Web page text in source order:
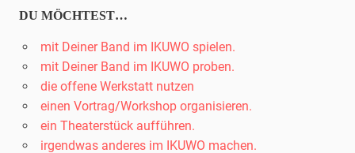
DU MÖCHTEST…
mit Deiner Band im IKUWO spielen.
mit Deiner Band im IKUWO proben.
die offene Werkstatt nutzen
einen Vortrag/Workshop organisieren.
ein Theaterstück aufführen.
irgendwas anderes im IKUWO machen.